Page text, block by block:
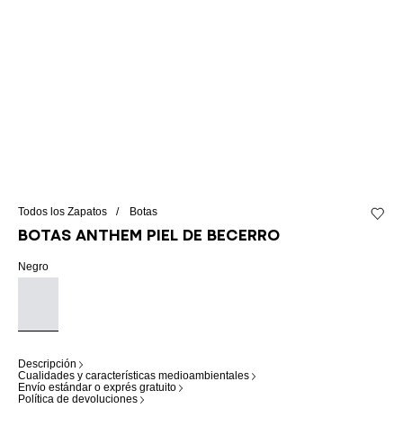
Todos los Zapatos Botas
Botas Anthem piel de becerro
Negro
Descripción
Cualidades y características medioambientales
Envío estándar o exprés gratuito
Política de devoluciones